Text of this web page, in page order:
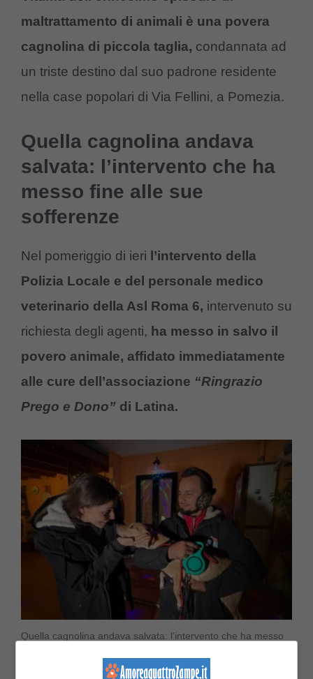
maltrattamento di animali è una povera
cagnolina di piccola taglia, condannata ad
un triste destino dal suo padrone residente
nella case popolari di Via Fellini, a Pomezia.
Quella cagnolina andava
salvata: l’intervento che ha
messo fine alle sue
sofferenze
Nel pomeriggio di ieri l’intervento della
Polizia Locale e del personale medico
veterinario della Asl Roma 6, intervenuto su
richiesta degli agenti, ha messo in salvo il
povero animale, affidato immediatamente
alle cure dell’associazione “Ringrazio
Prego e Dono” di Latina.
Quella cagnolina andava salvata: l’intervento che ha messo
fine alle sue sofferenze – amoreaquattrozampe.it